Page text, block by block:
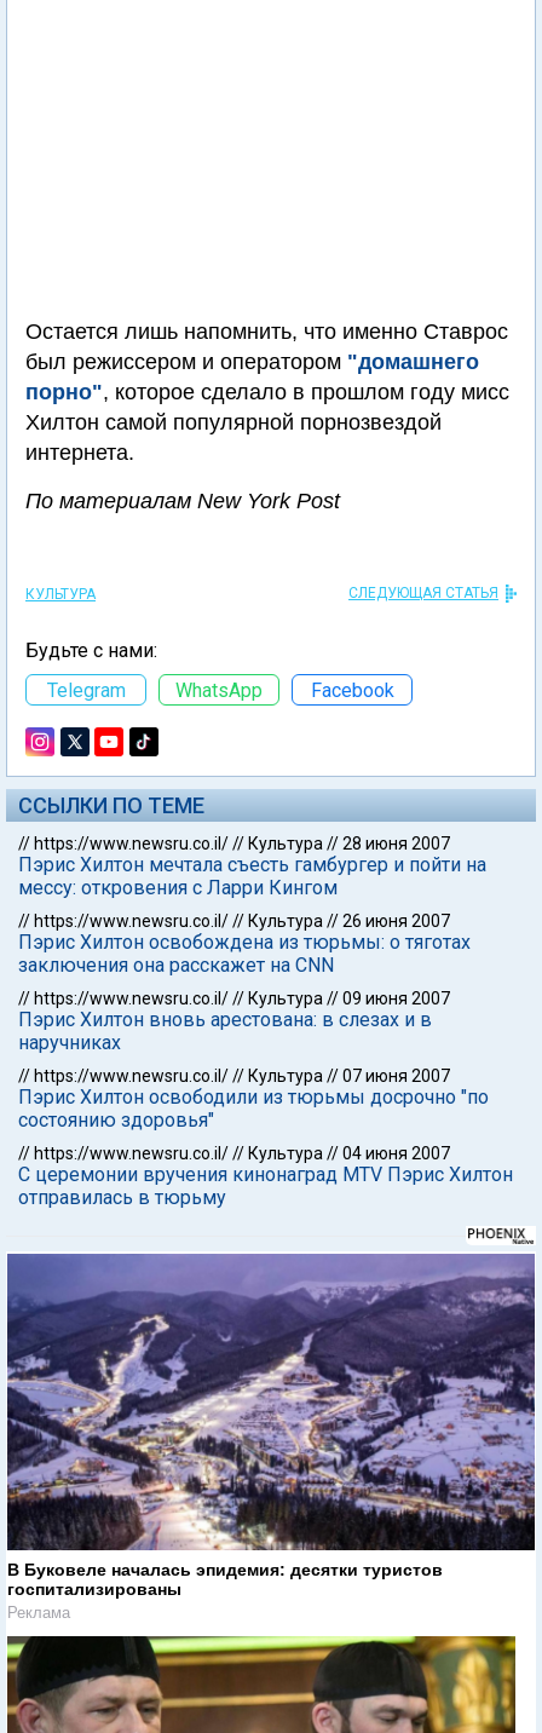
Остается лишь напомнить, что именно Ставрос
был режиссером и оператором "домашнего
порно", которое сделало в прошлом году мисс
Хилтон самой популярной порнозвездой
интернета.
По материалам New York Post
КУЛЬТУРА СЛЕДУЮЩАЯ СТАТЬЯ
Будьте с нами:
Telegram
WhatsApp Facebook
ССЫЛКИ ПО ТЕМЕ
// https://www.newsru.co.il/// Культура //28 июня 2007
Пэрис Хилтон мечтала съесть гамбургер и пойти на
мессу: откровения с Ларри Кингом
// https://www.newsru.co.il/// Культура //26 июня 2007
Пэрис Хилтон освобождена из тюрьмы: о тяготах
заключения она расскажет на CNN
// https://www.newsru.co.il/// Культура //09 июня 2007
Пэрис Хилтон вновь арестована: в слезах и в
наручниках
// https://www.newsru.co.il/// Культура //07 июня 2007
Пэрис Хилтон освободили из тюрьмы досрочно "по
состоянию здоровья"
// https://www.newsru.co.il/// Культура //04 июня 2007
С церемонии вручения кинонаград MTV Пэрис Хилтон
отправилась в тюрьму
В Буковеле началась эпидемия: десятки туристов
госпитализированы
Реклама